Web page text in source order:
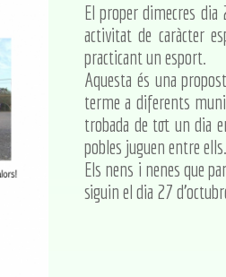
El proper dimecres
activitat de caràcter
practicant un esport.
Aquesta és una
terme a diferents
trobada de tot un dia
pobles juguen entre
Els nens i nenes que
siguin el dia 27